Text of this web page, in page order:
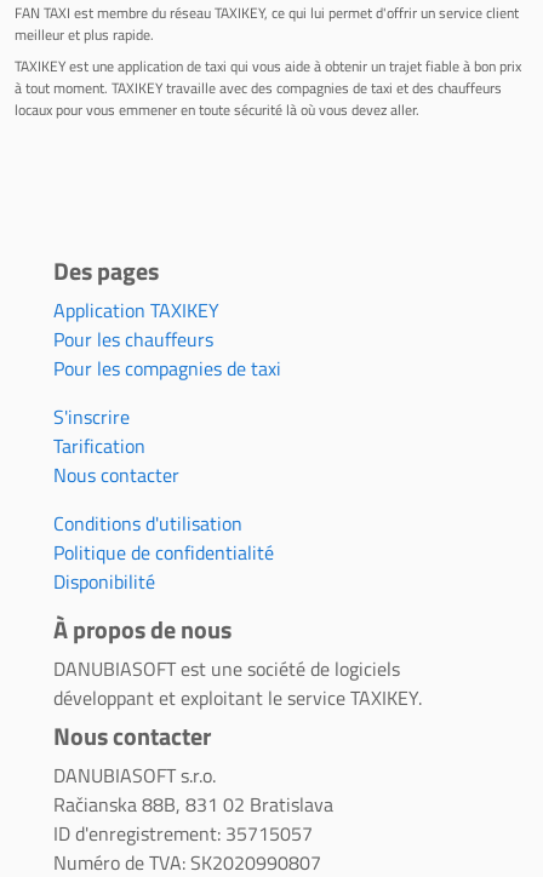
FAN TAXI est membre du réseau TAXIKEY, ce qui lui permet d'offrir un service client
meilleur et plus rapide.
TAXIKEY est une application de taxi qui vous aide à obtenir un trajet fiable à bon prix
à tout moment. TAXIKEY travaille avec des compagnies de taxi et des chauffeurs
locaux pour vous emmener en toute sécurité là où vous devez aller.
Des pages
Application TAXIKEY
Pour les chauffeurs
Pour les compagnies de taxi
S'inscrire
Tarification
Nous contacter
Conditions d'utilisation
Politique de confidentialité
Disponibilité
À propos de nous
DANUBIASOFT est une société de logiciels
développant et exploitant le service TAXIKEY.
Nous contacter
DANUBIASOFT s.r.o.
Račianska 88B, 831 02 Bratislava
ID d'enregistrement: 35715057
Numéro de TVA: SK2020990807